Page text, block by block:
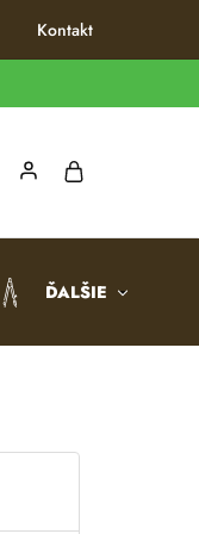
Kontakt
ĎALŠIE